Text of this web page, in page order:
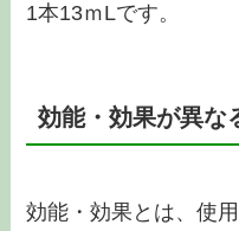
1本13ｍLです。
効能・効果が異な
効能・効果とは、使